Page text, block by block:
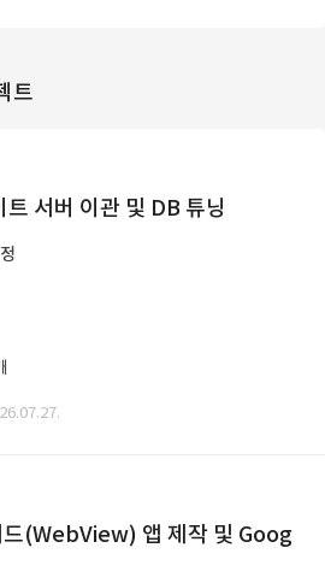
트
서버 이관 및 DB 튜닝
드(WebView) 앱 제작 및 Goog